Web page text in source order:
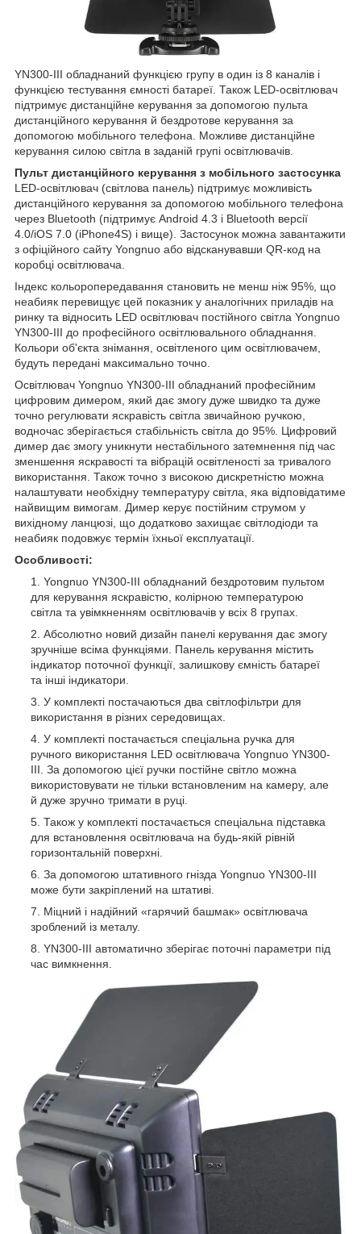
YN300-III обладнаний функцією групу в один із 8 каналів і
функцією тестування ємності батареї. Також LED-освітлювач
підтримує дистанційне керування за допомогою пульта
дистанційного керування й бездротове керування за
допомогою мобільного телефона. Можливе дистанційне
керування силою світла в заданій групі освітлювачів.
Пульт дистанційного керування з мобільного застосунка
LED-освітлювач (світлова панель) підтримує можливість
дистанційного керування за допомогою мобільного телефона
через Bluetooth (підтримує Android 4.3 і Bluetooth версії
4.0/iOS 7.0 (iPhone4S) і вище). Застосунок можна завантажити
з офіційного сайту Yongnuo або відсканувавши QR-код на
коробці освітлювача.
Індекс кольоропередавання становить не менш ніж 95%, що
неабияк перевищує цей показник у аналогічних приладів на
ринку та відносить LED освітлювач постійного світла Yongnuo
YN300-III до професійного освітлювального обладнання.
Кольори об'єкта знімання, освітленого цим освітлювачем,
будуть передані максимально точно.
Освітлювач Yongnuo YN300-III обладнаний професійним
цифровим димером, який дає змогу дуже швидко та дуже
точно регулювати яскравість світла звичайною ручкою,
водночас зберігається стабільність світла до 95%. Цифровий
димер дає змогу уникнути нестабільного затемнення під час
зменшення яскравості та вібрацій освітленості за тривалого
використання. Також точно з високою дискретністю можна
налаштувати необхідну температуру світла, яка відповідатиме
найвищим вимогам. Димер керує постійним струмом у
вихідному ланцюзі, що додатково захищає світлодіоди та
неабияк подовжує термін їхньої експлуатації.
Особливості:
Yongnuo YN300-III обладнаний бездротовим пультом
для керування яскравістю, колірною температурою
світла та увімкненням освітлювачів у всіх 8 групах.
Абсолютно новий дизайн панелі керування дає змогу
зручніше всіма функціями. Панель керування містить
індикатор поточної функції, залишкову ємність батареї
та інші індикатори.
У комплекті постачаються два світлофільтри для
використання в різних середовищах.
У комплекті постачається спеціальна ручка для
ручного використання LED освітлювача Yongnuo YN300-
III. За допомогою цієї ручки постійне світло можна
використовувати не тільки встановленим на камеру, але
й дуже зручно тримати в руці.
Також у комплекті постачається спеціальна підставка
для встановлення освітлювача на будь-якій рівній
горизонтальній поверхні.
За допомогою штативного гнізда Yongnuo YN300-III
може бути закріплений на штативі.
Міцний і надійний «гарячий башмак» освітлювача
зроблений із металу.
YN300-III автоматично зберігає поточні параметри під
час вимкнення.